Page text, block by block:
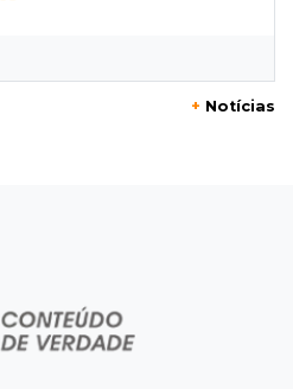
e plantações
mas avança às
+ Notícias